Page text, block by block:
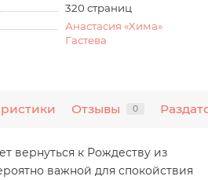
320 страниц
Анастасия «Хима»
Гастева
Отзывы 0
вернуться к Рождеству из
важной для спокойствия